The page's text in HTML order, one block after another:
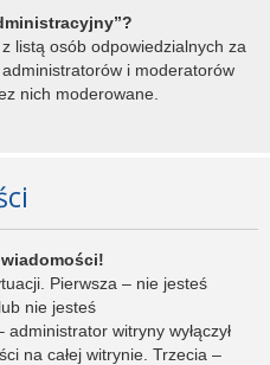
listą osób odpowiedzialnych za
i moderatorów
nich moderowane.
Pierwsza – nie jesteś
nie jesteś
witryny wyłączył
na całej witrynie. Trzecia –